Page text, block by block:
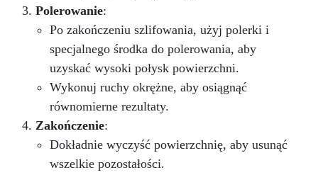
Polerowanie:
Po zakończeniu szlifowania, użyj polerki i
specjalnego środka do polerowania, aby
uzyskać wysoki połysk powierzchni.
Wykonuj ruchy okrężne, aby osiągnąć
równomierne rezultaty.
Zakończenie:
Dokładnie wyczyść powierzchnię, aby usunąć
wszelkie pozostałości.